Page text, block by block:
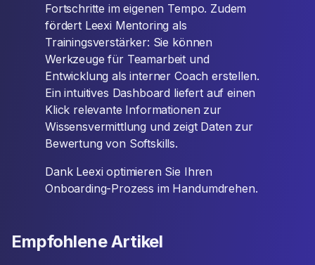
Fortschritte im eigenen Tempo. Zudem
fördert Leexi Mentoring als
Trainingsverstärker: Sie können
Werkzeuge für Teamarbeit und
Entwicklung als interner Coach erstellen.
Ein intuitives Dashboard liefert auf einen
Klick relevante Informationen zur
Wissensvermittlung und zeigt Daten zur
Bewertung von Softskills.
Dank Leexi optimieren Sie Ihren
Onboarding-Prozess im Handumdrehen.
Empfohlene Artikel